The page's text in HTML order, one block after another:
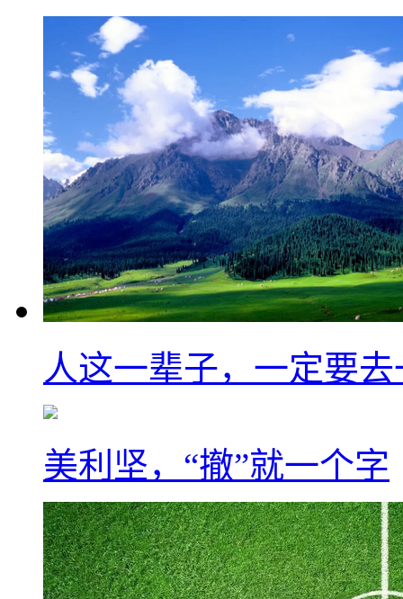
人这一辈子，一定要
美利坚，“撤”就一个字